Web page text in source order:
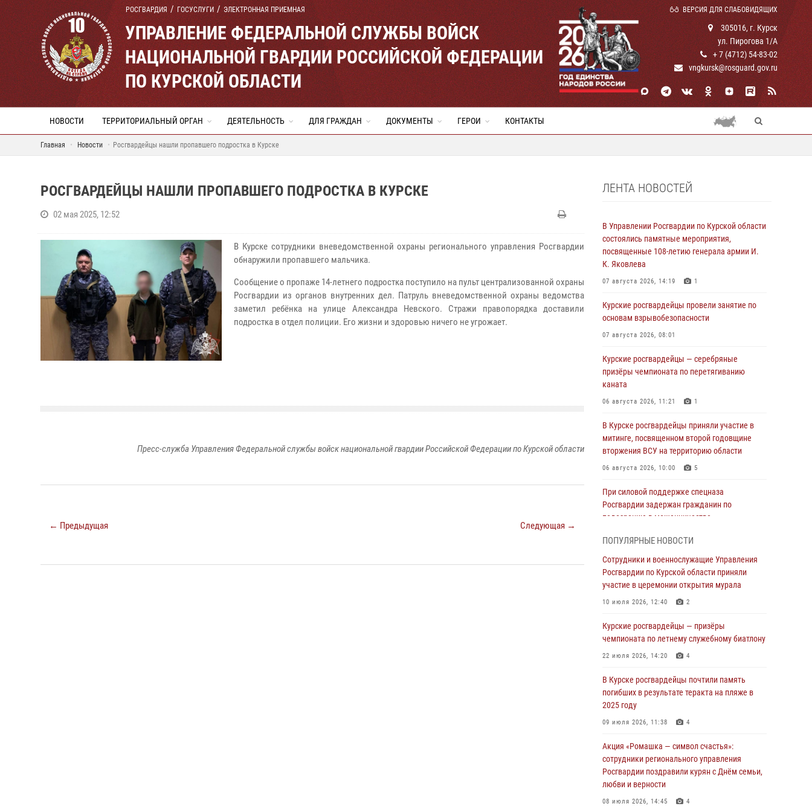
РОСГВАРДИЯ ГОСУСЛУГИ ЭЛЕКТРОННАЯ ПРИЕМНАЯ ВЕРСИЯ ДЛЯ СЛАБОВИДЯЩИХ
УПРАВЛЕНИЕ ФЕДЕРАЛЬНОЙ СЛУЖБЫ ВОЙСК
НАЦИОНАЛЬНОЙ ГВАРДИИ РОССИЙСКОЙ ФЕДЕРАЦИИ
ПО КУРСКОЙ ОБЛАСТИ
305016, г. Курск
ул. Пирогова 1/А
+ 7 (4712) 54-83-02
vngkursk@rosguard.gov.ru
НОВОСТИ ТЕРРИТОРИАЛЬНЫЙ ОРГАН ДЕЯТЕЛЬНОСТЬ ДЛЯ ГРАЖДАН ДОКУМЕНТЫ ГЕРОИ КОНТАКТЫ
Главная Новости Росгвардейцы нашли пропавшего подростка в Курске
РОСГВАРДЕЙЦЫ НАШЛИ ПРОПАВШЕГО ПОДРОСТКА В КУРСКЕ
02 мая 2025, 12:52
В Курске сотрудники вневедомственной охраны регионального управления Росгвардии
обнаружили пропавшего мальчика.
Сообщение о пропаже 14-летнего подростка поступило на пульт централизованной охраны
Росгвардии из органов внутренних дел. Патруль вневедомственной охраны ведомства
заметил ребёнка на улице Александра Невского. Стражи правопорядка доставили
подростка в отдел полиции. Его жизни и здоровью ничего не угрожает.
Пресс-служба Управления Федеральной службы войск национальной гвардии Российской Федерации по Курской области
← Предыдущая Следующая →
ЛЕНТА НОВОСТЕЙ
В Управлении Росгвардии по Курской области
состоялись памятные мероприятия,
посвященные 108-летию генерала армии И.
К. Яковлева
07 августа 2026, 14:19 1
Курские росгвардейцы провели занятие по
основам взрывобезопасности
07 августа 2026, 08:01
Курские росгвардейцы — серебряные
призёры чемпионата по перетягиванию
каната
06 августа 2026, 11:21 1
В Курске росгвардейцы приняли участие в
митинге, посвященном второй годовщине
вторжения ВСУ на территорию области
06 августа 2026, 10:00 5
При силовой поддержке спецназа
Росгвардии задержан гражданин по
подозрению в мошенничестве
Курские росгвардейцы продолжают
знакомить подрастающее поколение с
особенностями службы
05 августа 2026, 12:45
Росгвардейцы в Курске проверили работу
ЧОП в детских оздоровительных лагерях
05 августа 2026, 09:51
При содействии спецназа Росгвардии в
Курске пресечена попытка сбыта крупной
партии наркотиков
04 августа 2026, 12:52
За прошедшую неделю росгвардейцы
Курской области проверили 85 владельцев
оружия
04 августа 2026, 07:00
ПОПУЛЯРНЫЕ НОВОСТИ
Сотрудники и военнослужащие Управления
Росгвардии по Курской области приняли
участие в церемонии открытия мурала
10 июля 2026, 12:40 2
Курские росгвардейцы — призёры
чемпионата по летнему служебному биатлону
22 июля 2026, 14:20 4
В Курске росгвардейцы почтили память
погибших в результате теракта на пляже в
2025 году
09 июля 2026, 11:38 4
Акция «Ромашка — символ счастья»:
сотрудники регионального управления
Росгвардии поздравили курян с Днём семьи,
любви и верности
08 июля 2026, 14:45 4